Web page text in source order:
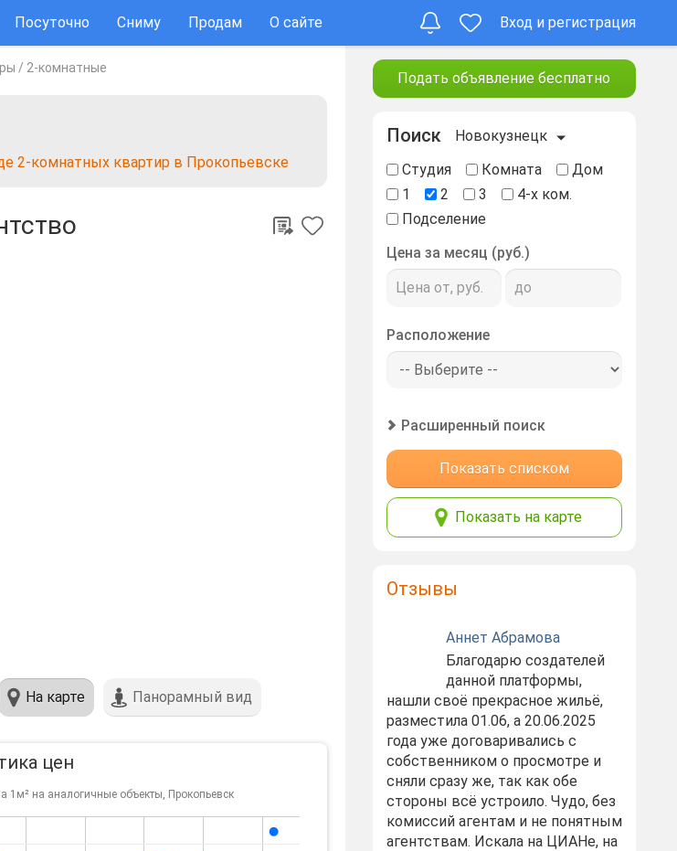
Посуточно Сниму Продам О сайте Вход и регистрация
/ 2-комнатные
2-комнатных квартир в Прокопьевске
На карте Панорамный вид
цен
1м² на аналогичные объекты, Прокопьевск
Подать объявление бесплатно
Поиск
Новокузнецк
Студия
Комната
Дом
1
2 3
4-х ком.
Подселение
Цена за месяц (руб.)
Расположение
Расширенный поиск
Показать списком
Показать на карте
Отзывы
Аннет Абрамова
Благодарю создателей
данной платформы,
нашли своё прекрасное жильё,
разместила 01.06, а 20.06.2025
года уже договаривались с
собственником о просмотре и
сняли сразу же, так как обе
стороны всё устроило. Чудо, без
комиссий агентам и не понятным
агентствам. Искала на ЦИАНе, на